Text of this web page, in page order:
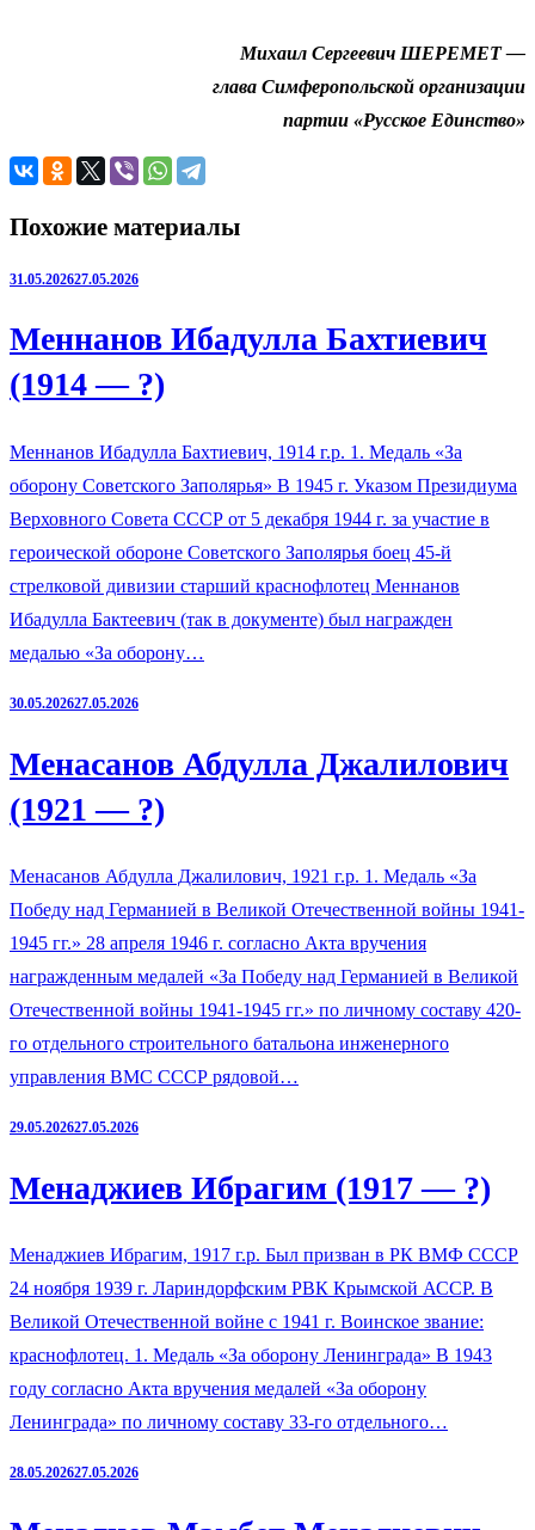
Михаил Сергеевич ШЕРЕМЕТ —
глава Симферопольской организации
партии «Русское Единство»
Похожие материалы
31.05.202627.05.2026
Меннанов Ибадулла Бахтиевич
(1914 — ?)
Меннанов Ибадулла Бахтиевич, 1914 г.р. 1. Медаль «За
оборону Советского Заполярья» В 1945 г. Указом Президиума
Верховного Совета СССР от 5 декабря 1944 г. за участие в
героической обороне Советского Заполярья боец 45-й
стрелковой дивизии старший краснофлотец Меннанов
Ибадулла Бактеевич (так в документе) был награжден
медалью «За оборону…
30.05.202627.05.2026
Менасанов Абдулла Джалилович
(1921 — ?)
Менасанов Абдулла Джалилович, 1921 г.р. 1. Медаль «За
Победу над Германией в Великой Отечественной войны 1941-
1945 гг.» 28 апреля 1946 г. согласно Акта вручения
награжденным медалей «За Победу над Германией в Великой
Отечественной войны 1941-1945 гг.» по личному составу 420-
го отдельного строительного батальона инженерного
управления ВМС СССР рядовой…
29.05.202627.05.2026
Менаджиев Ибрагим (1917 — ?)
Менаджиев Ибрагим, 1917 г.р. Был призван в РК ВМФ СССР
24 ноября 1939 г. Лариндорфским РВК Крымской АССР. В
Великой Отечественной войне с 1941 г. Воинское звание:
краснофлотец. 1. Медаль «За оборону Ленинграда» В 1943
году согласно Акта вручения медалей «За оборону
Ленинграда» по личному составу 33-го отдельного…
28.05.202627.05.2026